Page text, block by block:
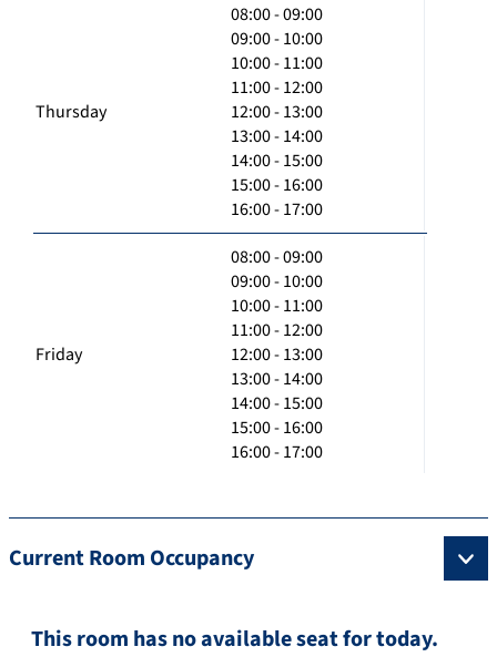
Thursday
08:00 - 09:00
09:00 - 10:00
10:00 - 11:00
11:00 - 12:00
12:00 - 13:00
13:00 - 14:00
14:00 - 15:00
15:00 - 16:00
16:00 - 17:00
Friday
08:00 - 09:00
09:00 - 10:00
10:00 - 11:00
11:00 - 12:00
12:00 - 13:00
13:00 - 14:00
14:00 - 15:00
15:00 - 16:00
16:00 - 17:00
Current Room Occupancy
This room has no available seat for today.